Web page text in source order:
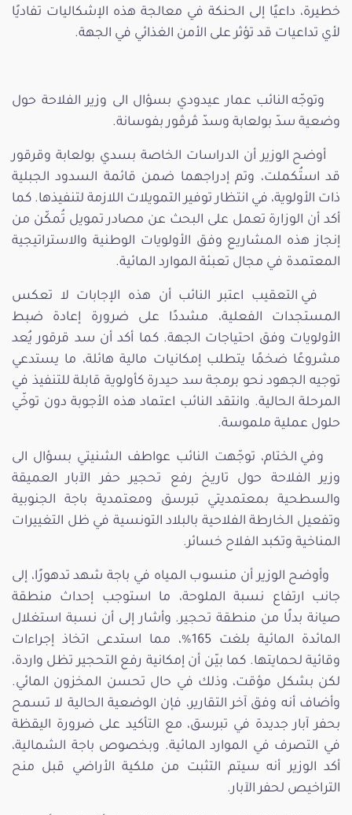
خطيرة، داعيًا إلى الحنكة في معالجة هذه الإشكاليات تفاديًا
لأي تداعيات قد تؤثر على الأمن الغذائي في الجهة.
وتوجّه النائب عمار عيدودي بسؤال الى وزير الفلاحة حول
وضعية سدّ بولعابة وسدّ ڤرڤور بفوسانة.
أوضح الوزير أن الدراسات الخاصة بسدي بولعابة وقرقور
قد استُكملت، وتم إدراجهما ضمن قائمة السدود الجبلية
ذات الأولوية، في انتظار توفير التمويلات اللازمة لتنفيذها. كما
أكد أن الوزارة تعمل على البحث عن مصادر تمويل تُمكّن من
إنجاز هذه المشاريع وفق الأولويات الوطنية والاستراتيجية
المعتمدة في مجال تعبئة الموارد المائية.
في التعقيب اعتبر النائب أن هذه الإجابات لا تعكس
المستجدات الفعلية، مشددًا على ضرورة إعادة ضبط
الأولويات وفق احتياجات الجهة. كما أكد أن سد قرقور يُعد
مشروعًا ضخمًا يتطلب إمكانيات مالية هائلة، ما يستدعي
توجيه الجهود نحو برمجة سد حيدرة كأولوية قابلة للتنفيذ في
المرحلة الحالية. وانتقد النائب اعتماد هذه الأجوبة دون توخّي
حلول عملية ملموسة.
وفي الختام، توجّهت النائب عواطف الشنيتي بسؤال الى
وزير الفلاحة حول تاريخ رفع تحجير حفر الآبار العميقة
والسطحية بمعتمديتي تبرسق ومعتمدية باجة الجنوبية
وتفعيل الخارطة الفلاحية بالبلاد التونسية في ظل التغييرات
المناخية وتكبد الفلاح خسائر.
وأوضح الوزير أن منسوب المياه في باجة شهد تدهورًا، إلى
جانب ارتفاع نسبة الملوحة، ما استوجب إحداث منطقة
صيانة بدلًا من منطقة تحجير. وأشار إلى أن نسبة استغلال
المائدة المائية بلغت 165%، مما استدعى اتخاذ إجراءات
وقائية لحمايتها. كما بيّن أن إمكانية رفع التحجير تظل واردة،
لكن بشكل مؤقت، وذلك في حال تحسن المخزون المائي.
وأضاف أنه وفق آخر التقارير، فإن الوضعية الحالية لا تسمح
بحفر آبار جديدة في تبرسق، مع التأكيد على ضرورة اليقظة
في التصرف في الموارد المائية. وبخصوص باجة الشمالية،
أكد الوزير أنه سيتم التثبت من ملكية الأراضي قبل منح
التراخيص لحفر الآبار.